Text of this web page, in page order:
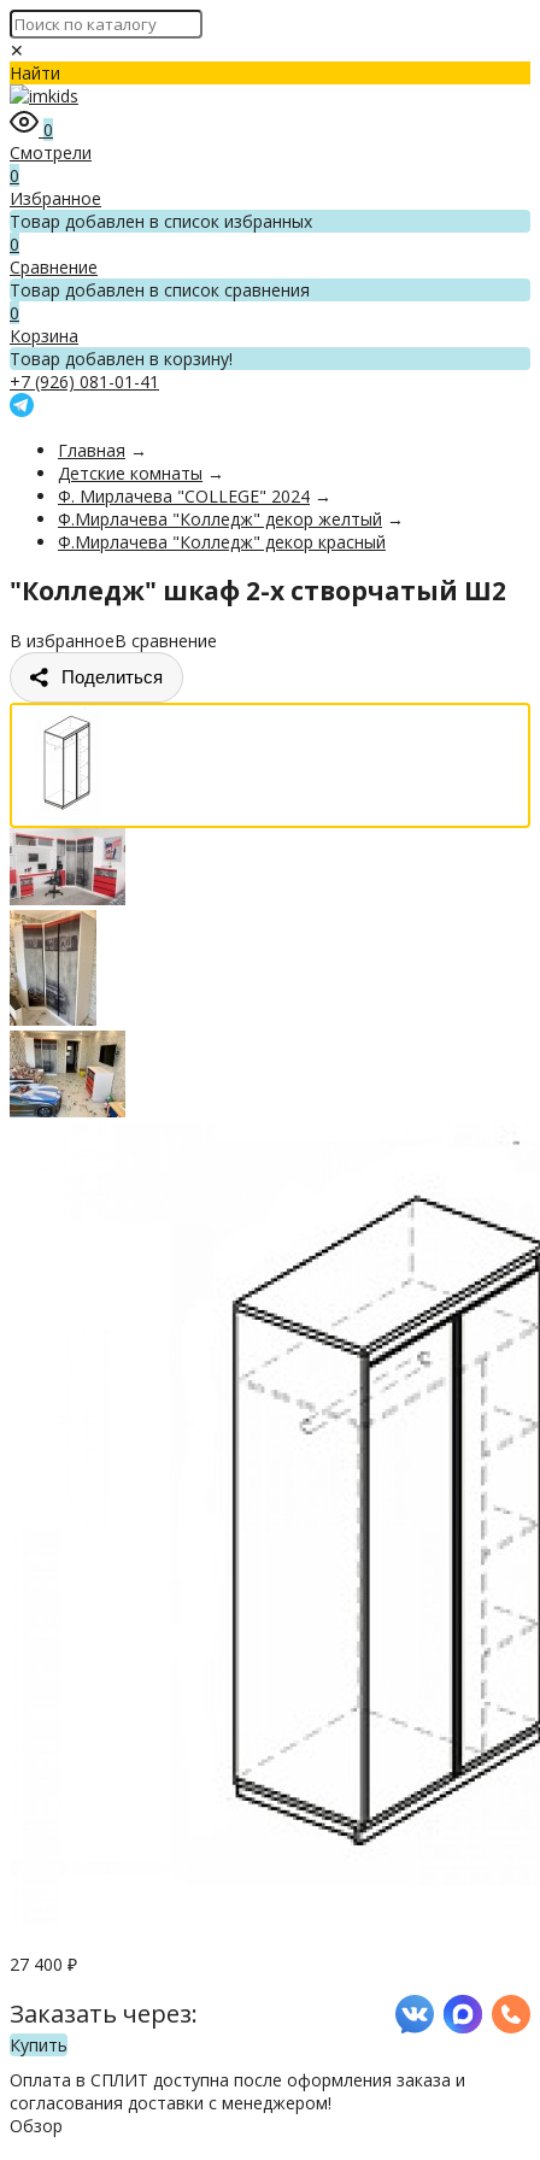
✕
Найти
0
Смотрели
0
Избранное
Товар добавлен в список избранных
0
Сравнение
Товар добавлен в список сравнения
0
Корзина
Товар добавлен в корзину!
+7 (926) 081-01-41
Главная →
Детские комнаты →
Ф. Мирлачева "COLLEGE" 2024 →
Ф.Мирлачева "Колледж" декор желтый →
Ф.Мирлачева "Колледж" декор красный
"Колледж" шкаф 2-х створчатый Ш2
В избранноеВ сравнение
Поделиться
27 400 ₽
Заказать через:
Купить
Оплата в СПЛИТ доступна после оформления заказа и
согласования доставки с менеджером!
Обзор